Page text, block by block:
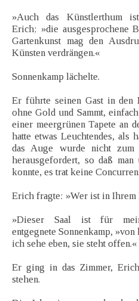
»Auch das Künstlerthum
Erich; »die ausgesprochene
Gartenkunst mag den
Künsten verdrängen.«
Sonnenkamp lächelte.
Er führte seinen Gast in den
ohne Gold und Sammt,
einer meergrünen Tapete an
hatte etwas Leuchtendes, als
das Auge wurde nicht zum
herausgefordert, so daß
konnte, es trat keine
Erich fragte: »Wer ist in Ihrem
»Dieser Saal ist für
entgegnete Sonnenkamp,
ich sehe eben, sie steht offen.«
Er ging in das Zimmer,
stehen.